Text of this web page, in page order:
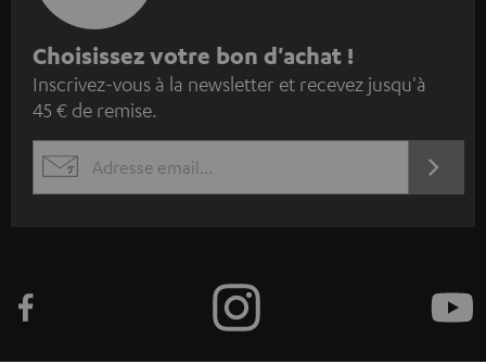
I
n
s
c
r
z
Choisissez votre bon d'achat !
Inscrivez-vous à la newsletter et recevez jusqu'à
45 € de remise.
EMAIL